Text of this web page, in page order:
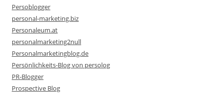
Persoblogger
personal-marketing.biz
Personaleum.at
personalmarketing2null
Personalmarketingblog.de
Persönlichkeits-Blog von persolog
PR-Blogger
Prospective Blog